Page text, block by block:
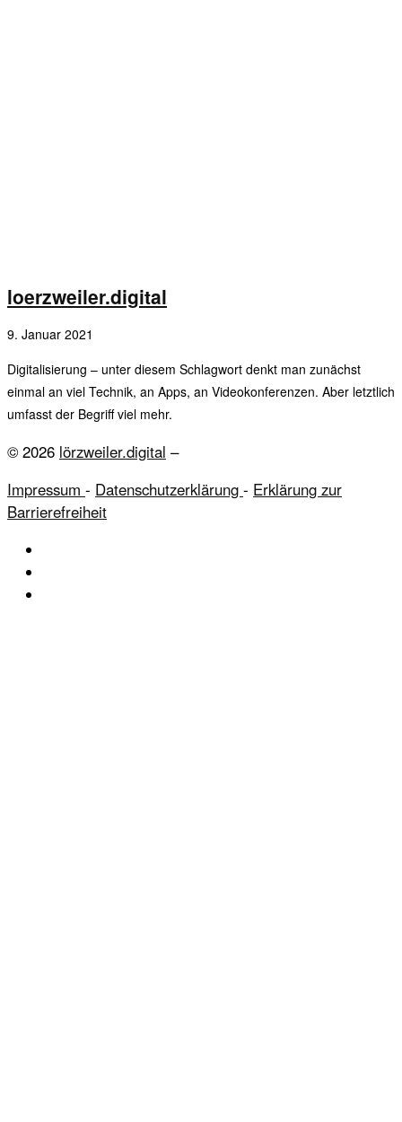
loerzweiler.digital
9. Januar 2021
Digitalisierung – unter diesem Schlagwort denkt man zunächst
einmal an viel Technik, an Apps, an Videokonferenzen. Aber letztlich
umfasst der Begriff viel mehr.
© 2026 lörzweiler.digital –
Impressum - Datenschutzerklärung - Erklärung zur
Barrierefreiheit